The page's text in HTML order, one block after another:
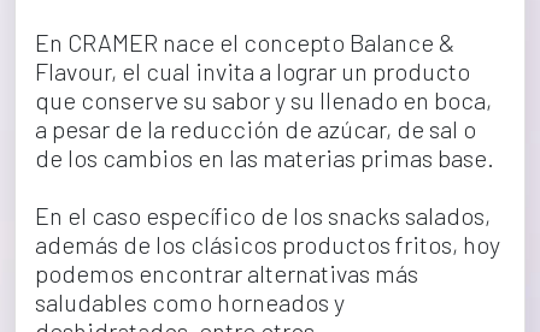
En CRAMER nace el concepto Balance &
Flavour, el cual invita a lograr un producto
que conserve su sabor y su llenado en boca,
a pesar de la reducción de azúcar, de sal o
de los cambios en las materias primas base.
En el caso específico de los snacks salados,
además de los clásicos productos fritos, hoy
podemos encontrar alternativas más
saludables como horneados y